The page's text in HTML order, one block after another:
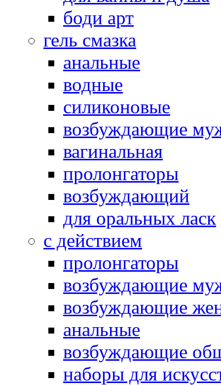
боди арт
гель смазка
анальные
водные
силиконовые
возбуждающие
вагинальная
пролонгаторы
возбуждающий
для оральных ласк
с действием
пролонгаторы
возбуждающие
возбуждающие
анальные
возбуждающие
наборы для